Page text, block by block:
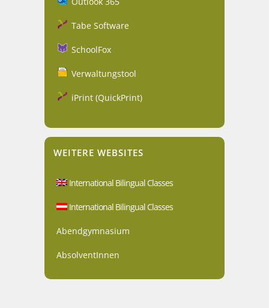
Tabe Software
SchoolFox
Verwaltungstool
iPrint (QuickPrint)
WEITERE WEBSITES
International Bilingual Classes
International Bilingual Classes
Abendgymnasium
AbsolventInnen